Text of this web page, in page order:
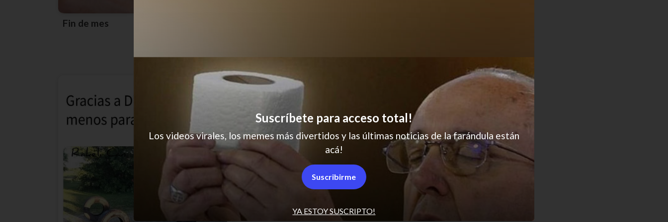
Fin de mes
YA ESTOY SUSCRIPTO!
Suscríbete para acceso total!
Los videos virales, los memes más divertidos y las últimas noticias de la farándula están
acá!
Suscribirme